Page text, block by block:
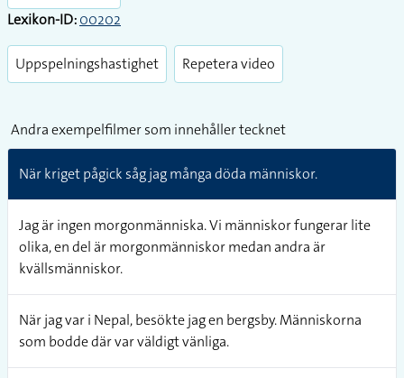
Lexikon-ID:00202
Uppspelningshastighet Repetera video
Andra exempelfilmer som innehåller tecknet
När kriget pågick såg jag många döda människor.
Jag är ingen morgonmänniska. Vi människor fungerar lite
olika, en del är morgonmänniskor medan andra är
kvällsmänniskor.
När jag var i Nepal, besökte jag en bergsby. Människorna
som bodde där var väldigt vänliga.